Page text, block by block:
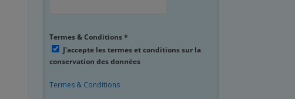
Termes & Conditions*
J'accepte les termes et conditions sur la
conservation des données
Termes & Conditions